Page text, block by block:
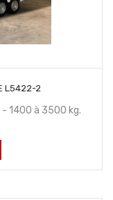
L5422-2
1400 à 3500 kg.